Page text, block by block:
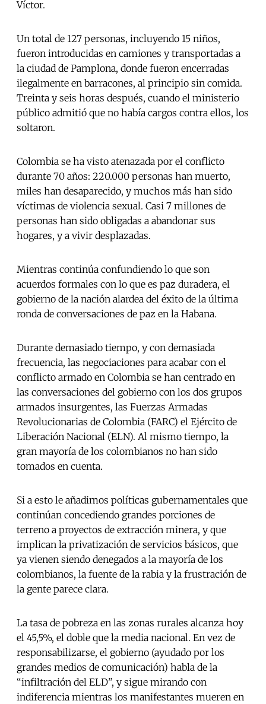
Víctor.
Un total de 127 personas, incluyendo 15 niños,
fueron introducidas en camiones y transportadas a
la ciudad de Pamplona, donde fueron encerradas
ilegalmente en barracones, al principio sin comida.
Treinta y seis horas después, cuando el ministerio
público admitió que no había cargos contra ellos, los
soltaron.
Colombia se ha visto atenazada por el conflicto
durante 70 años: 220.000 personas han muerto,
miles han desaparecido, y muchos más han sido
víctimas de violencia sexual. Casi 7 millones de
personas han sido obligadas a abandonar sus
hogares, y a vivir desplazadas.
Mientras continúa confundiendo lo que son
acuerdos formales con lo que es paz duradera, el
gobierno de la nación alardea del éxito de la última
ronda de conversaciones de paz en la Habana.
Durante demasiado tiempo, y con demasiada
frecuencia, las negociaciones para acabar con el
conflicto armado en Colombia se han centrado en
las conversaciones del gobierno con los dos grupos
armados insurgentes, las Fuerzas Armadas
Revolucionarias de Colombia (FARC) el Ejército de
Liberación Nacional (ELN). Al mismo tiempo, la
gran mayoría de los colombianos no han sido
tomados en cuenta.
Si a esto le añadimos políticas gubernamentales que
continúan concediendo grandes porciones de
terreno a proyectos de extracción minera, y que
implican la privatización de servicios básicos, que
ya vienen siendo denegados a la mayoría de los
colombianos, la fuente de la rabia y la frustración de
la gente parece clara.
La tasa de pobreza en las zonas rurales alcanza hoy
el 45,5%, el doble que la media nacional. En vez de
responsabilizarse, el gobierno (ayudado por los
grandes medios de comunicación) habla de la
“infiltración del ELD”, y sigue mirando con
indiferencia mientras los manifestantes mueren en